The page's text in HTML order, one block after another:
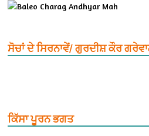
ਸੋਚਾਂ ਦੇ ਸਿਰਨਾਵੇਂ/ ਗੁਰਦੀਸ਼ ਕੌਰ
ਕਿੱਸਾ ਪੂਰਨ ਭਗਤ